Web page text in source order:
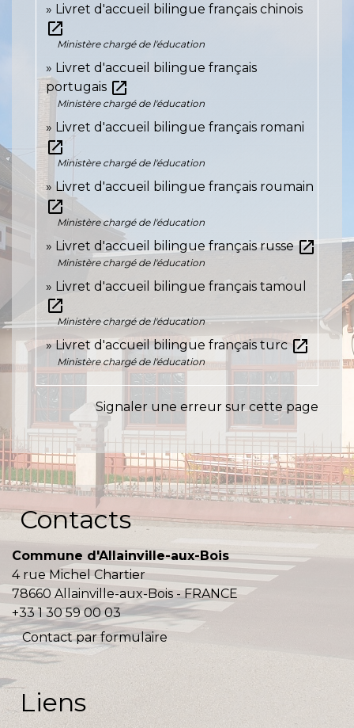
Livret d'accueil bilingue français chinois
open_in_new
Ministère chargé de l'éducation
Livret d'accueil bilingue français
portugais open_in_new
Ministère chargé de l'éducation
Livret d'accueil bilingue français romani
open_in_new
Ministère chargé de l'éducation
Livret d'accueil bilingue français roumain
open_in_new
Ministère chargé de l'éducation
Livret d'accueil bilingue français russeopen_in_new
Ministère chargé de l'éducation
Livret d'accueil bilingue français tamoul
open_in_new
Ministère chargé de l'éducation
Livret d'accueil bilingue français turcopen_in_new
Ministère chargé de l'éducation
Signaler une erreur sur cette page
Contacts
Commune d'Allainville-aux-Bois
4 rue Michel Chartier
78660 Allainville-aux-Bois - FRANCE
+33 1 30 59 00 03
Contact par formulaire
Liens